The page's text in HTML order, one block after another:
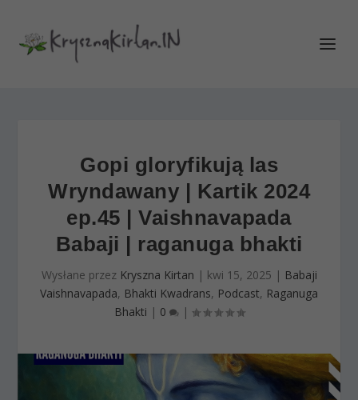
Gopi gloryfikują las
Wryndawany | Kartik 2024
ep.45 | Vaishnavapada
Babaji | raganuga bhakti
Wysłane przez Kryszna Kirtan | kwi 15, 2025 | Babaji
Vaishnavapada, Bhakti Kwadrans, Podcast, Raganuga
Bhakti | 0 |